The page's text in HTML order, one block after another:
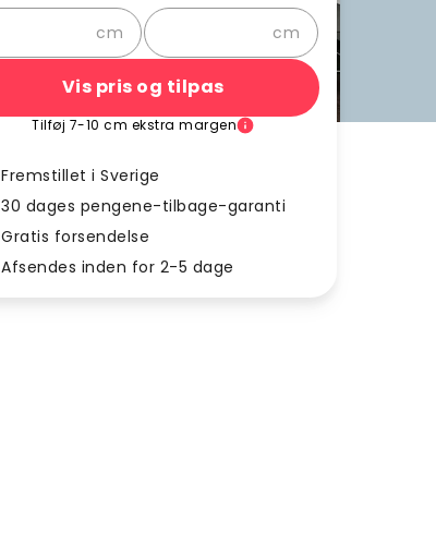
cm cm
Vis pris og tilpas
Tilføj 7-10 cm ekstra margen
Fremstillet i Sverige
30 dages pengene-tilbage-garanti
Gratis forsendelse
Afsendes inden for 2-5 dage